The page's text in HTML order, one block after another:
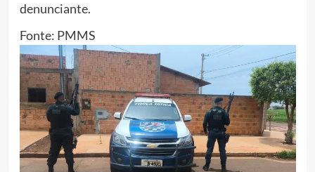
denunciante.
Fonte: PMMS